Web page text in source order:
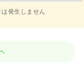
発生しません